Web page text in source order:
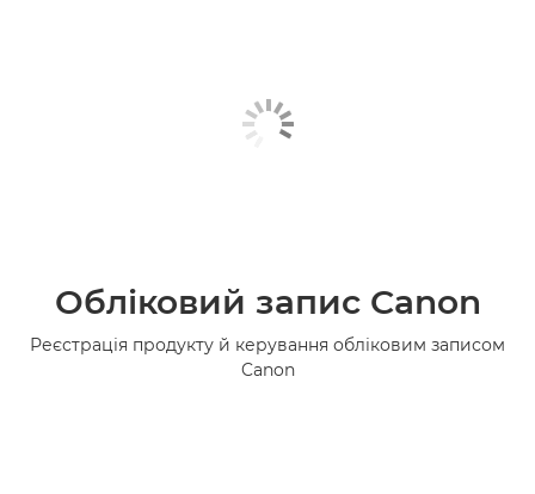
Обліковий запис Canon
Реєстрація продукту й керування обліковим записом
Canon